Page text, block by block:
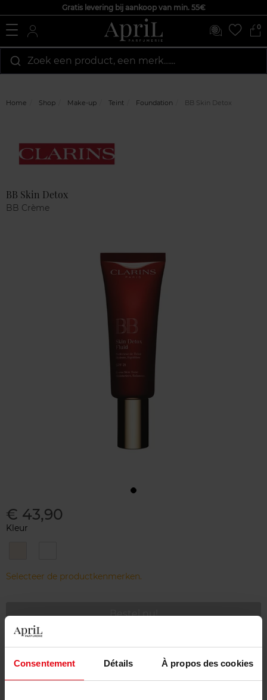
Consentement Détails À propos des cookies
Gratis levering bij aankoop van min. 55€
0
Zoek een product, een merk…...
Home Shop Make-up Teint Foundation BB Skin Detox
BB Skin Detox
BB Crème
€ 43,90
Kleur
Light medium
Selecteer de productkenmerken.
Bestel nu!
Gratis levering bij aankoop van min. 55€
Gratis retour in je winkelpunt